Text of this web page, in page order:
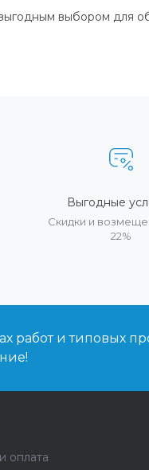
выбором для
Выгодные
Скидки и
22%
работ и типовых
оплата